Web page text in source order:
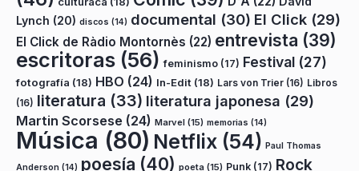
Lynch (20) discos (14) documental (30) El Click (29)
El Click de Ràdio Montornès (22) entrevista (39)
escritoras (56) feminismo (17) Festival (27)
fotografía (18) HBO (24) In-Edit (18) Lars von Trier (16) Libros
(16) literatura (33) literatura japonesa (29)
Martin Scorsese (24) Marvel (15) memorias (14)
Música (80) Netflix (54) Paul Thomas
Anderson (14) poesía (40) poeta (15) Punk (17) Rock